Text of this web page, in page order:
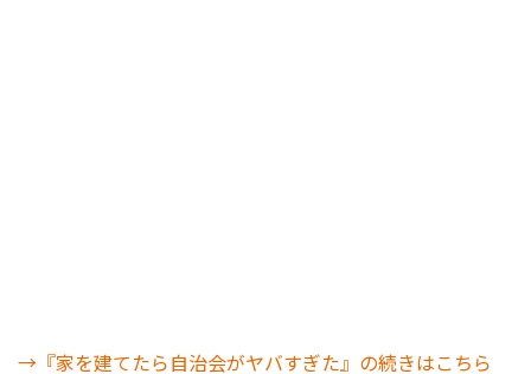
→『家を建てたら自治会がヤバすぎた』の続きはこちら